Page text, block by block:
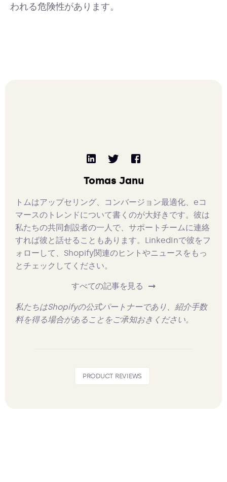
われる危険性があります。
Tomas Janu
トムはアップセリング、コンバージョン最適化、eコ
マースのトレンドについて書くのが大好きです。彼は
私たちの共同創設者の一人で、サポートチームに連絡
すれば彼と話せることもあります。LinkedInで彼をフ
ォローして、Shopify関連のヒントやニュースをもっ
とチェックしてください。
すべての記事を見る
私たちはShopifyの公式パートナーであり、紹介手数
料を得る場合があることをご承知おきください。
PRODUCT REVIEWS